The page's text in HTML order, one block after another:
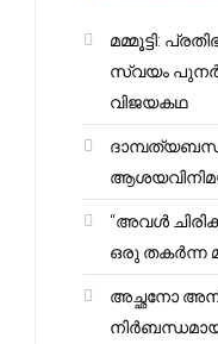
മമ്മൂട്ടി:
സ്വയം
വിജയകഥ
“അവൾ
ഒരു തകർന്ന
അച്ഛനോ